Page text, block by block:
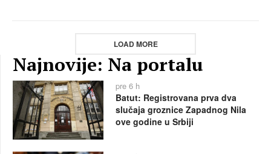
LOAD MORE
Najnovije: Na portalu
pre 6 h
Batut: Registrovana prva dva
slučaja groznice Zapadnog Nila
ove godine u Srbiji